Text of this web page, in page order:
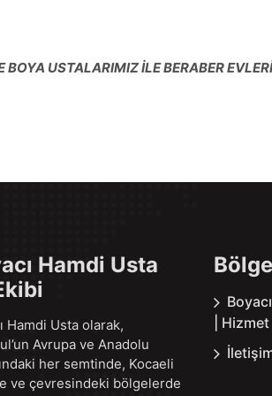
BOYA USTALARIMIZ İLE BERABER
Hamdi Usta
Hamdi Usta olarak,
Avrupa ve Anadolu
her semtinde, Kocaeli
ve çevresindeki bölgelerde
|